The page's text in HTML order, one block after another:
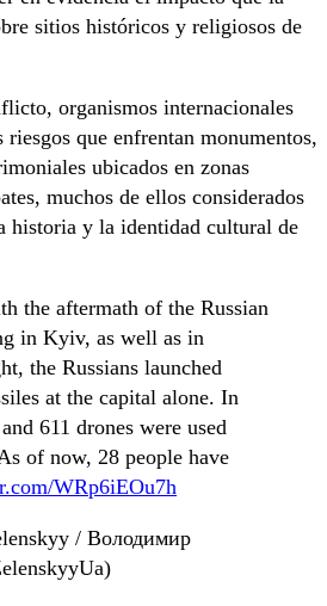
sitios históricos y religiosos de
organismos internacionales
que enfrentan monumentos,
ubicados en zonas
muchos de ellos considerados
historia y la identidad cultural de
the aftermath of the Russian
in Kyiv, as well as in
the Russians launched
at the capital alone. In
611 drones were used
of now, 28 people have
WRp6iEOu7h
/ Володимир